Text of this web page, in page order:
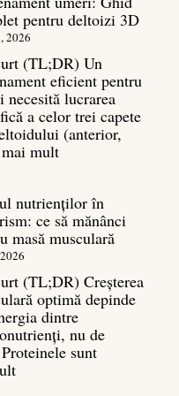
pentru deltoizi 3D
2026
(TL;DR) Un
eficient pentru
necesită lucrarea
a celor trei capete
(anterior,
mult:
Ghid
complet
pentru
3D
nutrienților în
ce să mănânci
masă musculară
(TL;DR) Creșterea
optimă depinde
dintre
nu de
sunt
: